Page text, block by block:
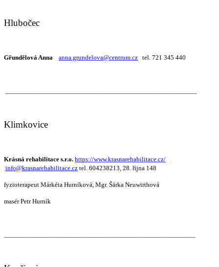
Hlubočec
Gřundělová Anna anna.grundelova@centrum.cz tel. 721 345 440
Klimkovice
Krásná rehabilitace s.r.o. https://www.krasnarehabilitace.cz/
info@krasnarehabilitace.cz tel. 604238213, 28. října 148
fyzioterapeut Márkéta Hurníková, Mgr. Šárka Neuwirthová
masér Petr Hurník